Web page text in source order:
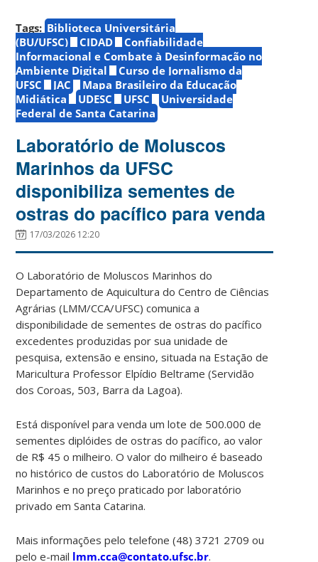
Tags: Biblioteca Universitária
(BU/UFSC)
CIDAD
Confiabilidade
Informacional e Combate à Desinformação no
Ambiente Digital
Curso de Jornalismo da
UFSC
JAC
Mapa Brasileiro da Educação
Midiática
UDESC UFSC
Universidade
Federal de Santa Catarina
Laboratório de Moluscos
Marinhos da UFSC
disponibiliza sementes de
ostras do pacífico para venda
17/03/2026 12:20
O Laboratório de Moluscos Marinhos do
Departamento de Aquicultura do Centro de Ciências
Agrárias (LMM/CCA/UFSC) comunica a
disponibilidade de sementes de ostras do pacífico
excedentes produzidas por sua unidade de
pesquisa, extensão e ensino, situada na Estação de
Maricultura Professor Elpídio Beltrame (Servidão
dos Coroas, 503, Barra da Lagoa).
Está disponível para venda um lote de 500.000 de
sementes diplóides de ostras do pacífico, ao valor
de R$ 45 o milheiro. O valor do milheiro é baseado
no histórico de custos do Laboratório de Moluscos
Marinhos e no preço praticado por laboratório
privado em Santa Catarina.
Mais informações pelo telefone (48) 3721 2709 ou
pelo e-mail lmm.cca@contato.ufsc.br.